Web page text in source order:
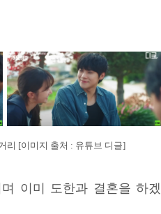
리 [이미지 출처 : 유튜브 디글]
이미 도한과 결혼을 하겠